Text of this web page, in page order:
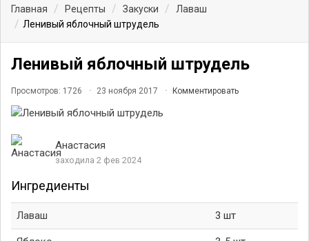
Главная Рецепты Закуски
Лаваш
Ленивый яблочный штрудель
Ленивый яблочный штрудель
Просмотров: 1726 23 ноября 2017 Комментировать
Анастасия
заходила 2 фев 2024
Ингредиенты
Лаваш 3 шт